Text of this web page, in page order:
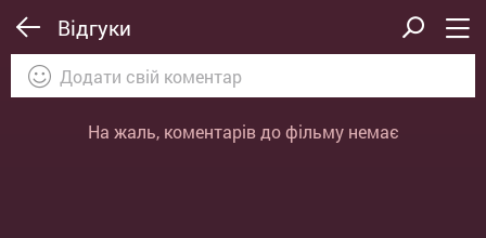
Відгуки
На жаль, коментарів до фільму немає